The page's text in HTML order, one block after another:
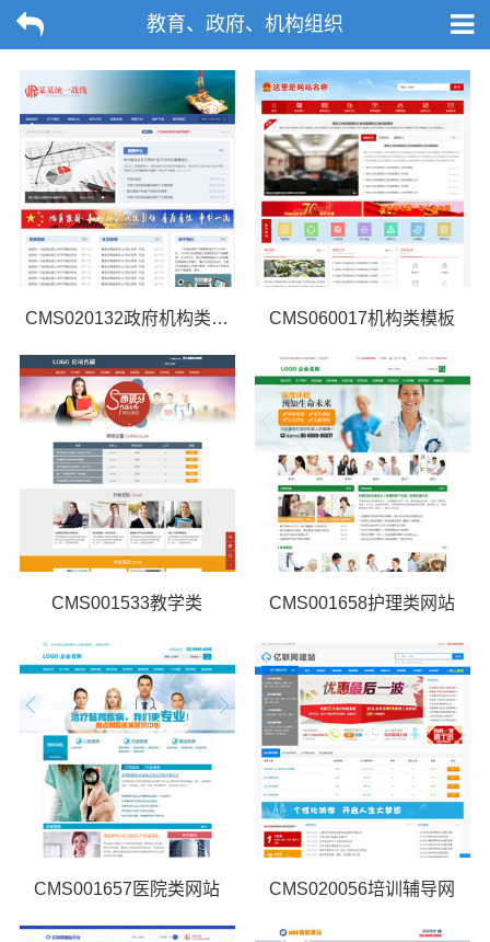
教育、政府、机构组织
CMS020132政府机构类网站模板CMS060017机构类模板
CMS001533教学类 CMS001658护理类网站
CMS001657医院类网站 CMS020056培训辅导网